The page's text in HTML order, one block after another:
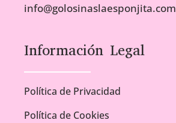
info@golosinaslaesponjita.com
Información Legal
Política de Privacidad
Política de Cookies